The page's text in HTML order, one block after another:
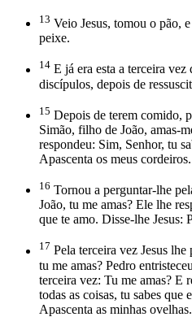
13 Veio Jesus, tomou o pão,
peixe.
14 E já era esta a terceira vez
discípulos, depois de
15 Depois de terem comido,
Simão, filho de João, amas-
respondeu: Sim, Senhor, tu
Apascenta os meus cordeiros.
16 Tornou a perguntar-lhe
João, tu me amas? Ele lhe
que te amo. Disse-lhe Jesus:
17 Pela terceira vez Jesus
tu me amas? Pedro
terceira vez: Tu me amas? E
todas as coisas, tu sabes que
Apascenta as minhas ovelhas.